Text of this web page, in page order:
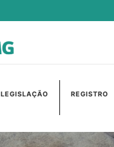
LEGISLAÇÃO REGISTRO